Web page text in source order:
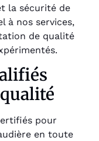
la sécurité de
à nos services,
de qualité
pour
en toute